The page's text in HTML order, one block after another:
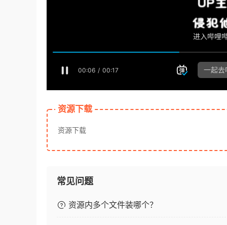
资源下载
资源下载
常见问题
资源内多个文件装哪个？